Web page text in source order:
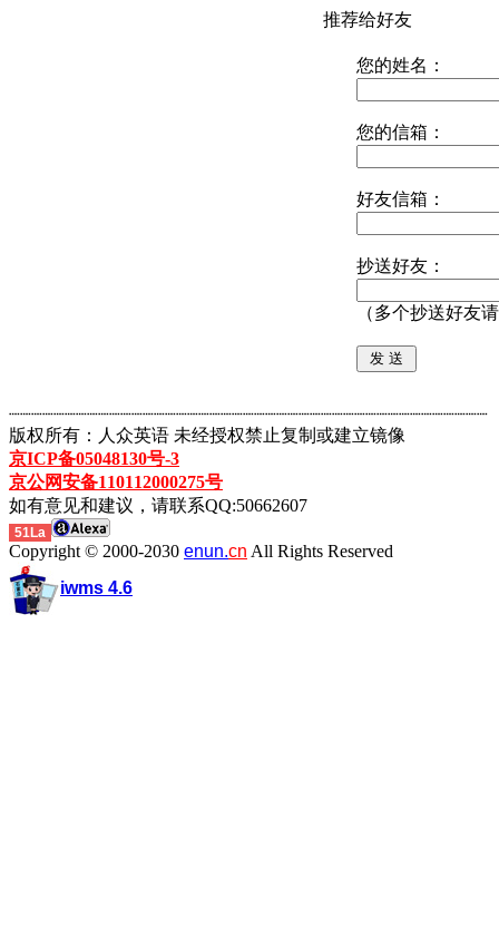
推荐给好友
您的姓名：
您的信箱：
好友信箱：
抄送好友：
（多个抄送好友
┈┈┈┈┈┈┈┈┈┈┈┈┈┈┈┈┈┈┈┈┈┈┈┈┈┈┈┈┈┈┈┈┈┈┈┈┈┈┈┈┈┈┈
版权所有：人众英语 未经授权禁止复制或建立镜像
京ICP备05048130号-3
京公网安备110112000275号
如有意见和建议，请联系QQ:50662607
51La
Copyright © 2000-2030 enun.cn All Rights Reserved
iwms 4.6